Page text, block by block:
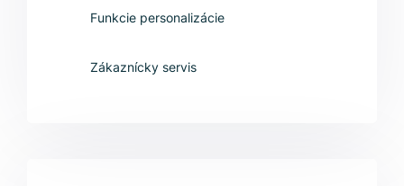
Funkcie personalizácie
Zákaznícky servis